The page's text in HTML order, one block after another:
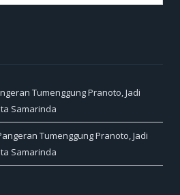
Tumenggung Pranoto, Jadi
Samarinda
Tumenggung Pranoto, Jadi
Samarinda